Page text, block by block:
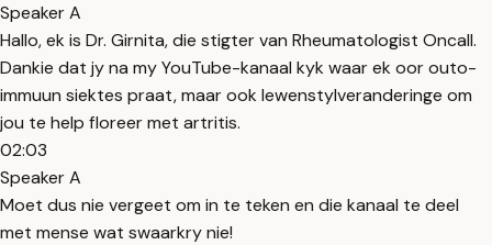
Speaker A
Hallo, ek is Dr. Girnita, die stigter van Rheumatologist Oncall.
Dankie dat jy na my YouTube-kanaal kyk waar ek oor outo-
immuun siektes praat, maar ook lewenstylveranderinge om
jou te help floreer met artritis.
02:03
Speaker A
Moet dus nie vergeet om in te teken en die kanaal te deel
met mense wat swaarkry nie!